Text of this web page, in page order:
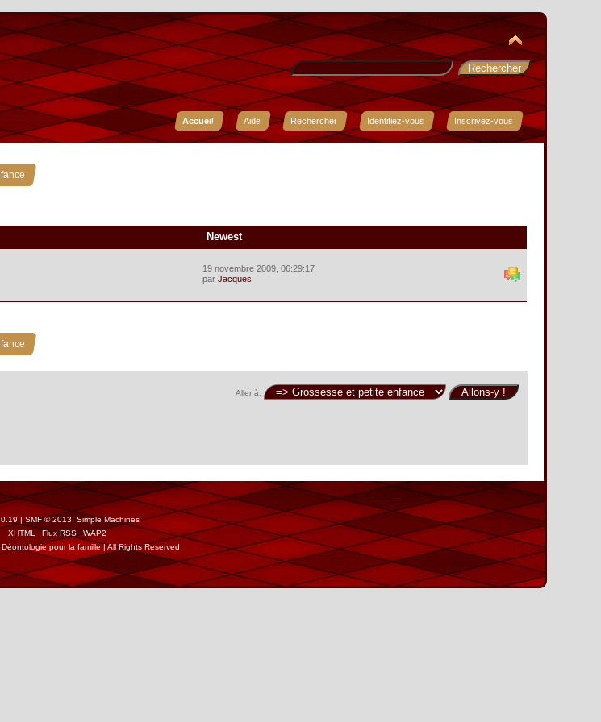
Accueil
Aide Rechercher Identifiez-vous Inscrivez-vous
Newest
19 novembre 2009, 06:29:17
parJacques
Aller à:
| SMF © 2013
Simple Machines
XHTML
Flux RSS
WAP2
pour la famille | All Rights Reserved